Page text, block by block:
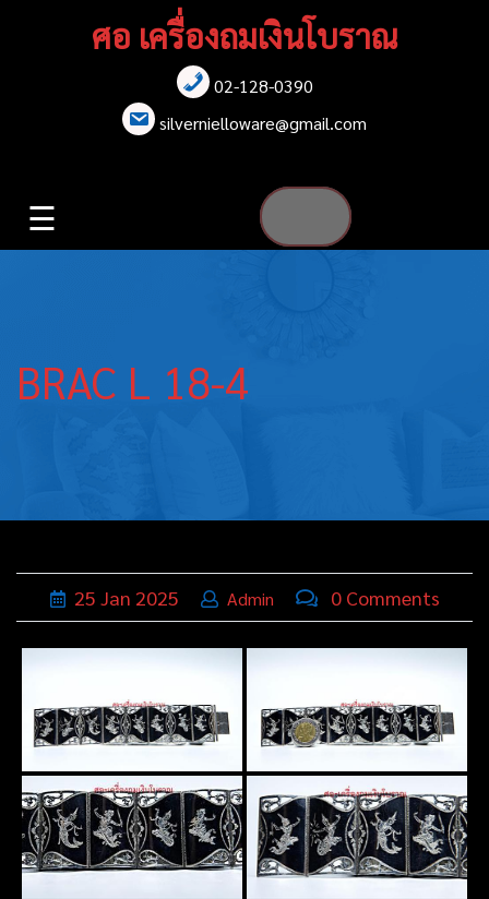
ศอ เครื่องถมเงินโบราณ
02-128-0390
silvernielloware@gmail.com
สร้อยข้อมือ
เข็มขัด
ฐานเสียบ
ติดต่อเรา
Thai
☰
BRAC L 18-4
25 Jan 2025 Admin 0 Comments